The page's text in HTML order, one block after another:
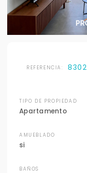
REFERENCIA: 8302
TIPO DE PROPIEDAD
Apartamento
AMUEBLADO
si
BAÑOS